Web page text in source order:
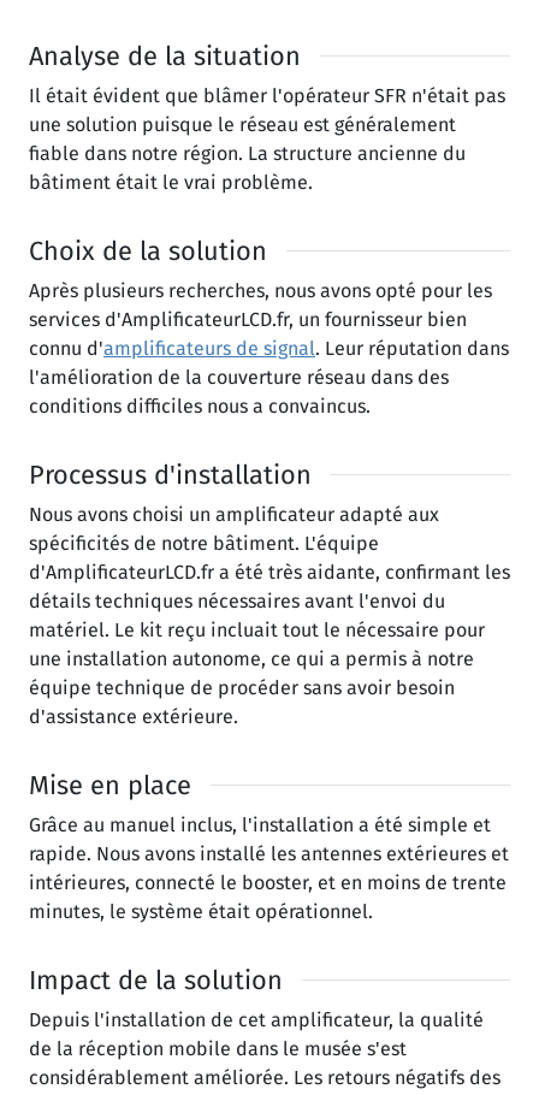
Analyse de la situation
Il était évident que blâmer l'opérateur SFR n'était pas
une solution puisque le réseau est généralement
fiable dans notre région. La structure ancienne du
bâtiment était le vrai problème.
Choix de la solution
Après plusieurs recherches, nous avons opté pour les
services d'AmplificateurLCD.fr, un fournisseur bien
connu d'amplificateurs de signal. Leur réputation dans
l'amélioration de la couverture réseau dans des
conditions difficiles nous a convaincus.
Processus d'installation
Nous avons choisi un amplificateur adapté aux
spécificités de notre bâtiment. L'équipe
d'AmplificateurLCD.fr a été très aidante, confirmant les
détails techniques nécessaires avant l'envoi du
matériel. Le kit reçu incluait tout le nécessaire pour
une installation autonome, ce qui a permis à notre
équipe technique de procéder sans avoir besoin
d'assistance extérieure.
Mise en place
Grâce au manuel inclus, l'installation a été simple et
rapide. Nous avons installé les antennes extérieures et
intérieures, connecté le booster, et en moins de trente
minutes, le système était opérationnel.
Impact de la solution
Depuis l'installation de cet amplificateur, la qualité
de la réception mobile dans le musée s'est
considérablement améliorée. Les retours négatifs des